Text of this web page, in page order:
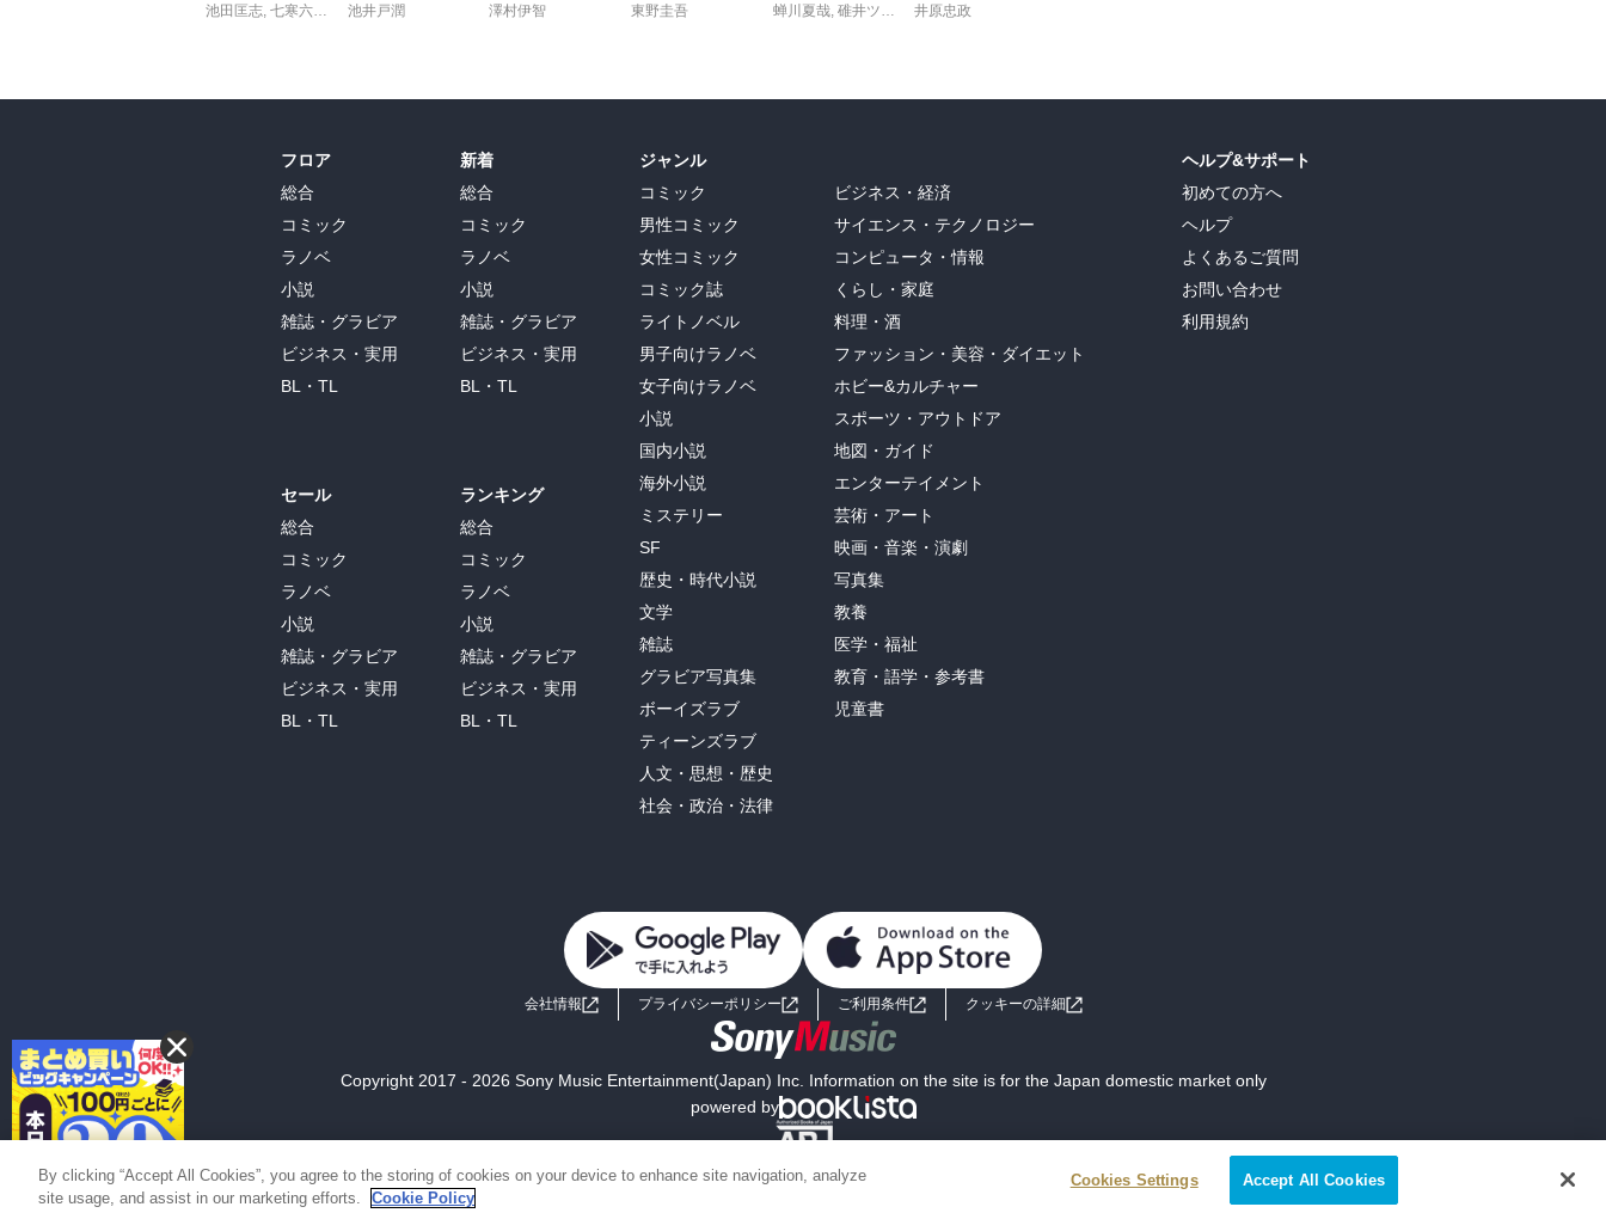
池田匡志, 七寒六温 konoko58,
池井戸潤
澤村伊智
東野圭吾
蝉川夏哉, 碓井ツカサ
井原忠政
フロア
総合
コミック
ラノベ
小説
雑誌・グラビア
ビジネス・実用
BL・TL
セール
総合
コミック
ラノベ
小説
雑誌・グラビア
ビジネス・実用
BL・TL
新着
総合
コミック
ラノベ
小説
雑誌・グラビア
ビジネス・実用
BL・TL
ランキング
総合
コミック
ラノベ
小説
雑誌・グラビア
ビジネス・実用
BL・TL
ジャンル
コミック
男性コミック
女性コミック
コミック誌
ライトノベル
男子向けラノベ
女子向けラノベ
小説
国内小説
海外小説
ミステリー
SF
歴史・時代小説
文学
雑誌
グラビア写真集
ボーイズラブ
ティーンズラブ
人文・思想・歴史
社会・政治・法律
ビジネス・経済
サイエンス・テクノロジー
コンピュータ・情報
くらし・家庭
料理・酒
ファッション・美容・ダイエット
ホビー&カルチャー
スポーツ・アウトドア
地図・ガイド
エンターテイメント
芸術・アート
映画・音楽・演劇
写真集
教養
医学・福祉
教育・語学・参考書
児童書
ヘルプ&サポート
初めての方へ
ヘルプ
よくあるご質問
お問い合わせ
利用規約
会社情報 プライバシーポリシー ご利用条件 クッキーの詳細
Copyright 2017 - 2026 Sony Music Entertainment(Japan) Inc. Information on the site is for the Japan domestic market only
powered by
By clicking “Accept All Cookies”, you agree to the storing of cookies on your device to enhance site navigation, analyze
site usage, and assist in our marketing efforts.
Cookie Policy
Cookies Settings Accept All Cookies